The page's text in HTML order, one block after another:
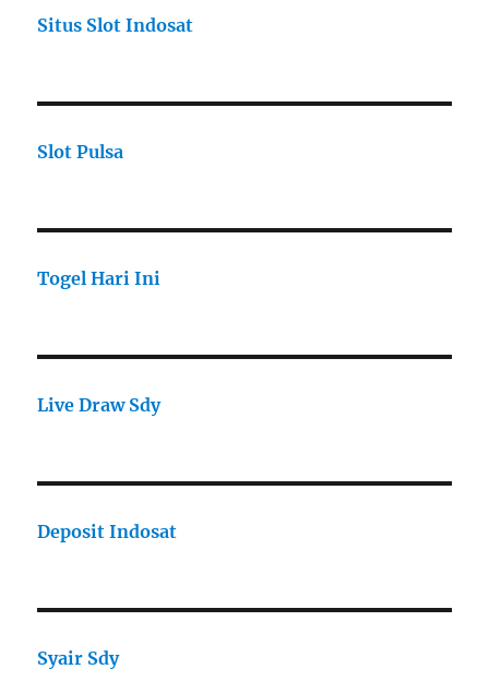
Situs Slot Indosat
Slot Pulsa
Togel Hari Ini
Live Draw Sdy
Deposit Indosat
Syair Sdy